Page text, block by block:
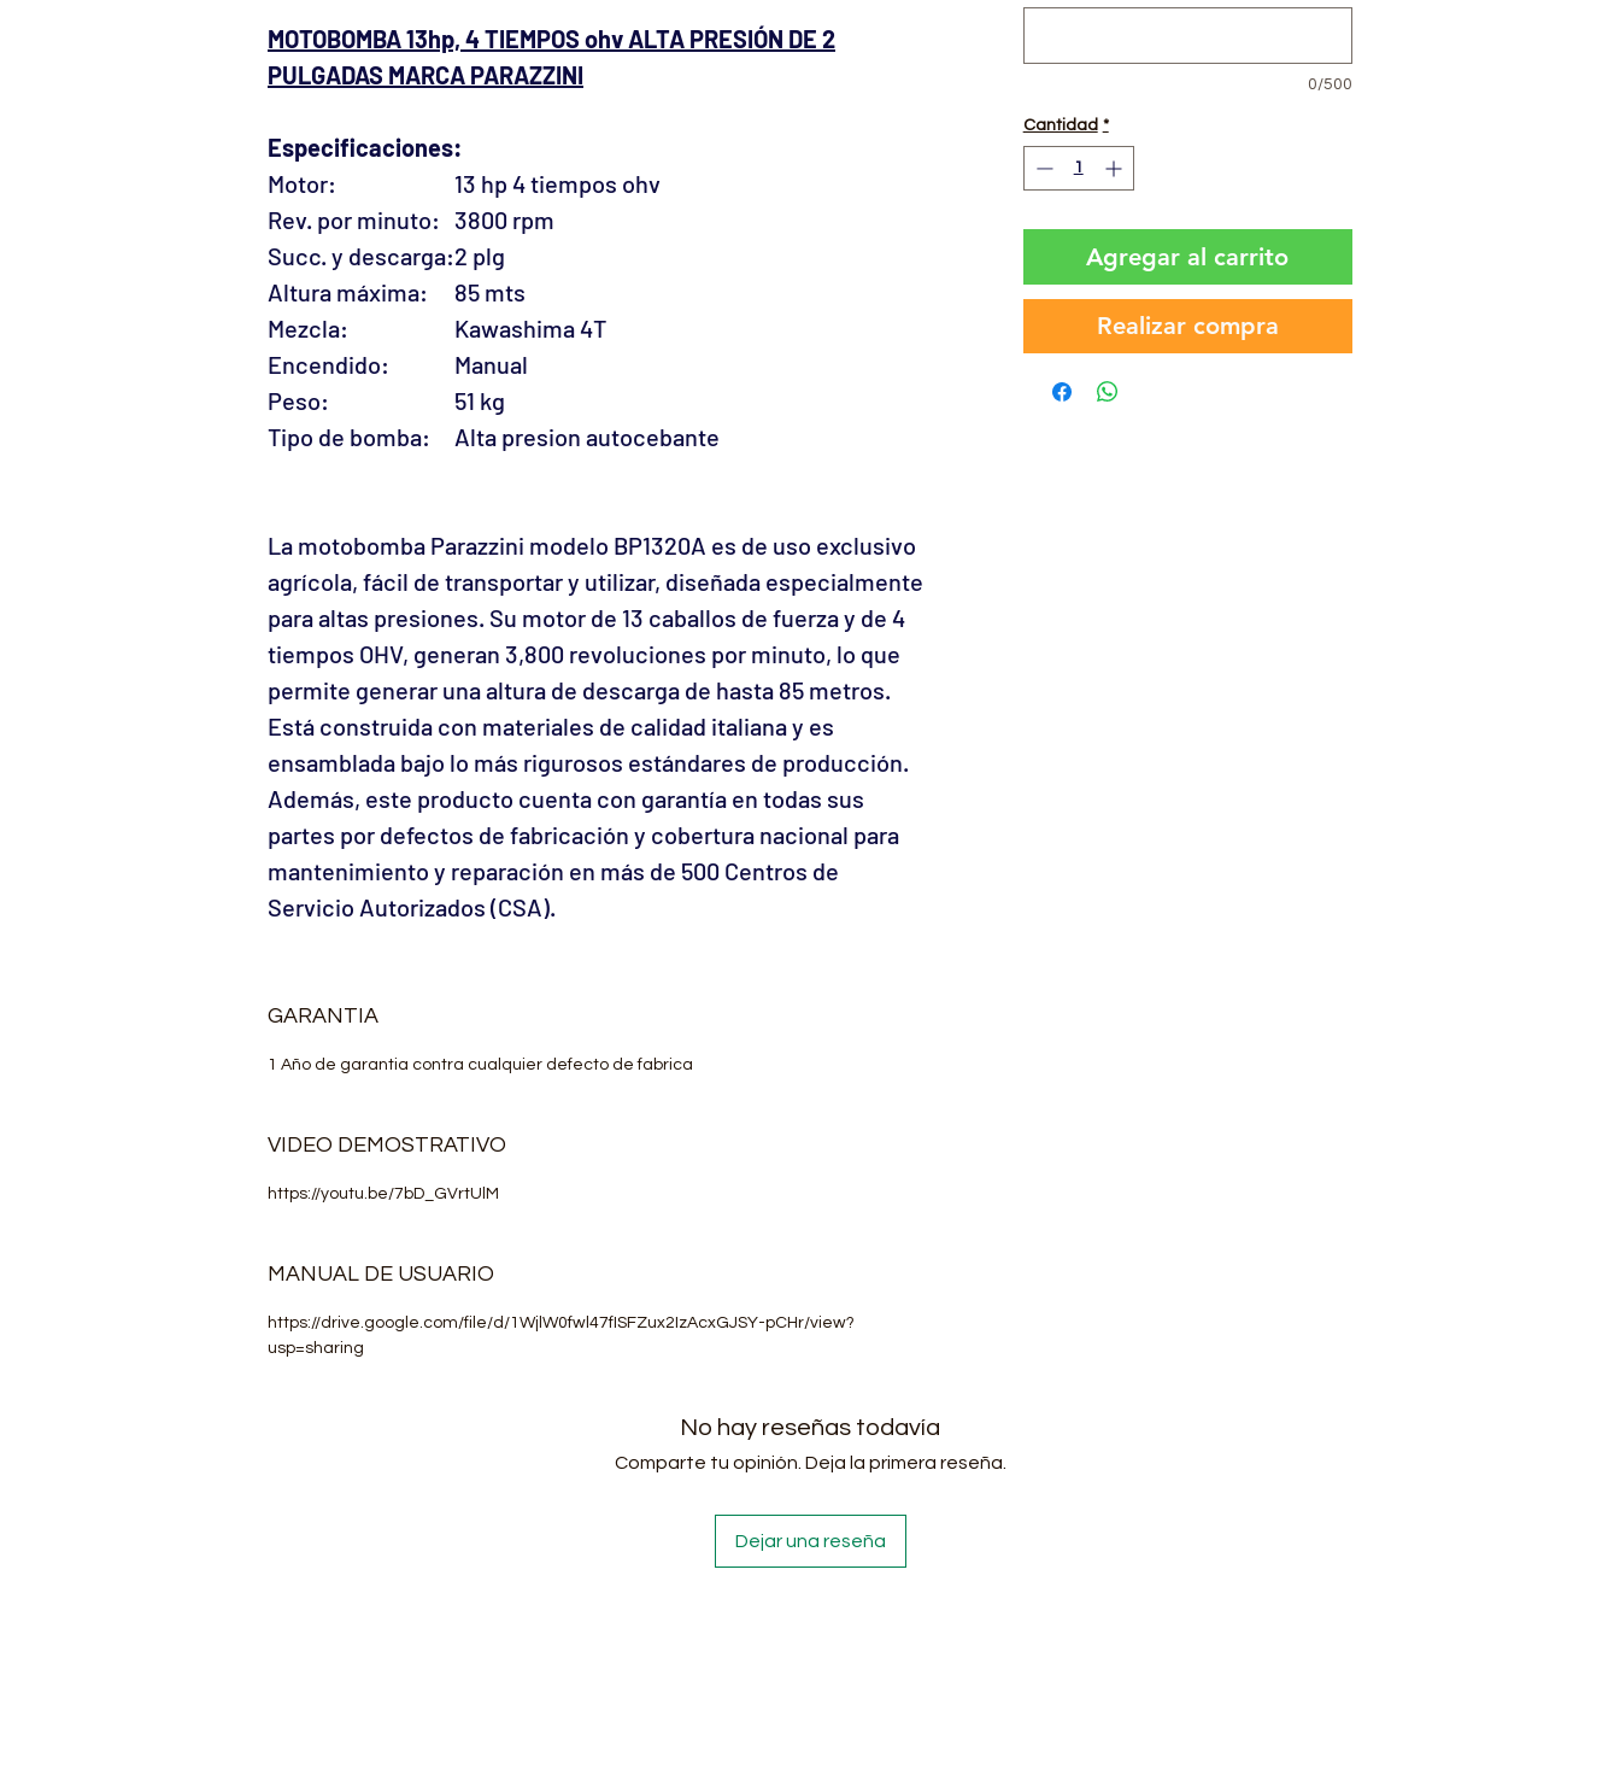
MOTOBOMBA 13hp, 4 TIEMPOS ohv ALTA PRESIÓN DE 2
PULGADAS MARCA PARAZZINI
Especificaciones:
Motor:
13 hp 4 tiempos ohv
Rev. por minuto:
3800 rpm
Succ. y descarga:2 plg
Altura máxima:
85 mts
Mezcla:
Kawashima 4T
Encendido:
Manual
Peso:
51 kg
Tipo de bomba:
Alta presion autocebante
La motobomba Parazzini modelo BP1320A es de uso exclusivo
agrícola, fácil de transportar y utilizar, diseñada especialmente
para altas presiones. Su motor de 13 caballos de fuerza y de 4
tiempos OHV, generan 3,800 revoluciones por minuto, lo que
permite generar una altura de descarga de hasta 85 metros.
Está construida con materiales de calidad italiana y es
ensamblada bajo lo más rigurosos estándares de producción.
Además, este producto cuenta con garantía en todas sus
partes por defectos de fabricación y cobertura nacional para
mantenimiento y reparación en más de 500 Centros de
Servicio Autorizados (CSA).
GARANTIA
1 Año de garantia contra cualquier defecto de fabrica
VIDEO DEMOSTRATIVO
https://youtu.be/7bD_GVrtUlM
MANUAL DE USUARIO
https://drive.google.com/file/d/1WjlW0fwl47fISFZux2IzAcxGJSY-pCHr/view?
usp=sharing
0/500
Cantidad *
Agregar al carrito
Realizar compra
No hay reseñas todavía
Comparte tu opinión. Deja la primera reseña.
Dejar una reseña